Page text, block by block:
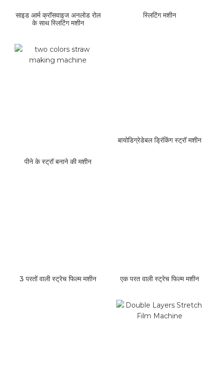
साइड आर्म क्रॉसवाइज अनलोड रोल
के साथ स्लिटिंग मशीन
स्लिटिंग मशीन
पीने के स्ट्रॉ बनाने की मशीन
बायोडिग्रेडेबल ड्रिंकिंग स्ट्रॉ मशीन
3 परतों वाली स्ट्रेच फिल्म मशीन एक परत वाली स्ट्रेच फिल्म मशीन